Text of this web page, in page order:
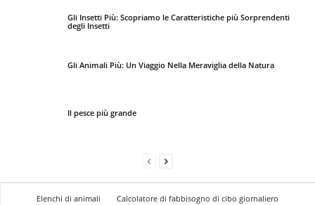
Gli Insetti Più: Scopriamo le Caratteristiche più Sorprendenti
degli Insetti
Gli Animali Più: Un Viaggio Nella Meraviglia della Natura
Il pesce più grande
Elenchi di animali Calcolatore di fabbisogno di cibo giornaliero